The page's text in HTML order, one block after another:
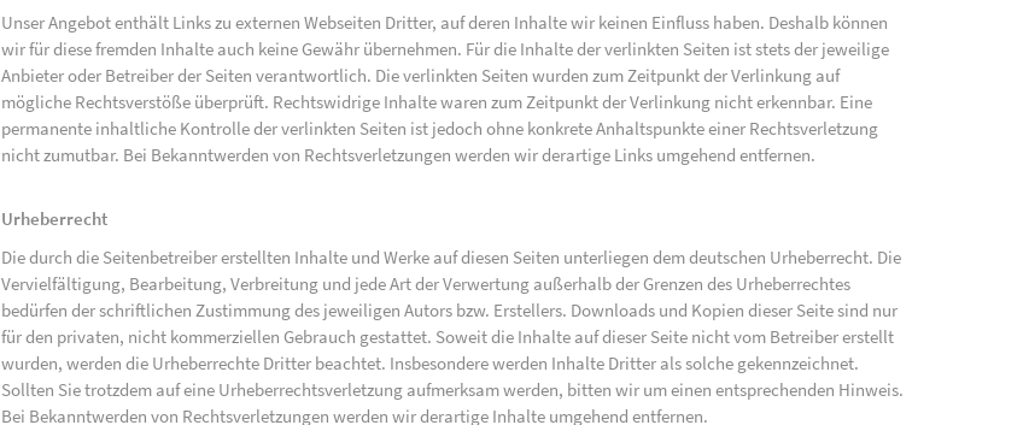
Unser Angebot enthält Links zu externen Webseiten Dritter, auf deren Inhalte wir keinen Einfluss haben. Deshalb können
wir für diese fremden Inhalte auch keine Gewähr übernehmen. Für die Inhalte der verlinkten Seiten ist stets der jeweilige
Anbieter oder Betreiber der Seiten verantwortlich. Die verlinkten Seiten wurden zum Zeitpunkt der Verlinkung auf
mögliche Rechtsverstöße überprüft. Rechtswidrige Inhalte waren zum Zeitpunkt der Verlinkung nicht erkennbar. Eine
permanente inhaltliche Kontrolle der verlinkten Seiten ist jedoch ohne konkrete Anhaltspunkte einer Rechtsverletzung
nicht zumutbar. Bei Bekanntwerden von Rechtsverletzungen werden wir derartige Links umgehend entfernen.
Urheberrecht
Die durch die Seitenbetreiber erstellten Inhalte und Werke auf diesen Seiten unterliegen dem deutschen Urheberrecht. Die
Vervielfältigung, Bearbeitung, Verbreitung und jede Art der Verwertung außerhalb der Grenzen des Urheberrechtes
bedürfen der schriftlichen Zustimmung des jeweiligen Autors bzw. Erstellers. Downloads und Kopien dieser Seite sind nur
für den privaten, nicht kommerziellen Gebrauch gestattet. Soweit die Inhalte auf dieser Seite nicht vom Betreiber erstellt
wurden, werden die Urheberrechte Dritter beachtet. Insbesondere werden Inhalte Dritter als solche gekennzeichnet.
Sollten Sie trotzdem auf eine Urheberrechtsverletzung aufmerksam werden, bitten wir um einen entsprechenden Hinweis.
Bei Bekanntwerden von Rechtsverletzungen werden wir derartige Inhalte umgehend entfernen.